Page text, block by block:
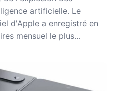
artificielle. Le
d'Apple a enregistré en
mensuel le plus…